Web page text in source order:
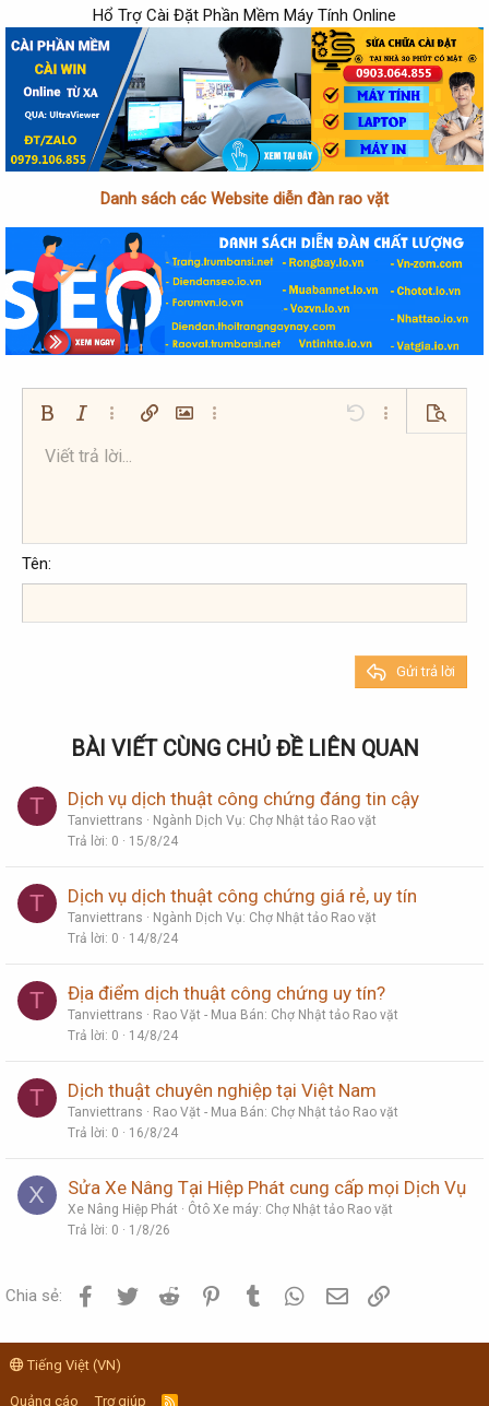
Hổ Trợ Cài Đặt Phần Mềm Máy Tính Online
Danh sách các Website diễn đàn rao vặt
Bold In nghiêngThêm tùy chọn…
Chèn liên kết
Chèn hình ảnh
Thêm tùy chọn… Undo Thêm tùy chọn…
Xem
Kích thước
9
18
22
Màu chữPhông chữ
Tahoma
Times New Roman
Heading 2
Heading 3
Mặt cườiTrích dẫn
Media
RedoToggle BB code
Xóa định dạng
Viết trả lời...
Tên
Gửi trả lời
BÀI VIẾT CÙNG CHỦ ĐỀ LIÊN QUAN
T Dịch vụ dịch thuật công chứng đáng tin cậy
Tanviettrans
Ngành Dịch Vụ: Chợ Nhật tảo Rao vặt
Trả lời 0 15/8/24
T Dịch vụ dịch thuật công chứng giá rẻ, uy tín
Tanviettrans
Ngành Dịch Vụ: Chợ Nhật tảo Rao vặt
Trả lời 0 14/8/24
T Địa điểm dịch thuật công chứng uy tín?
Tanviettrans
Rao Vặt - Mua Bán: Chợ Nhật tảo Rao vặt
Trả lời 0 14/8/24
T Dịch thuật chuyên nghiệp tại Việt Nam
Tanviettrans
Rao Vặt - Mua Bán: Chợ Nhật tảo Rao vặt
Trả lời 0 16/8/24
X Sửa Xe Nâng Tại Hiệp Phát cung cấp mọi Dịch Vụ
Xe Nâng Hiệp Phát
Ôtô Xe máy: Chợ Nhật tảo Rao vặt
Trả lời 0 1/8/26
Chia sẻ: Facebook
Twitter Reddit PinterestTumblr WhatsApp
Email
Tiếng Việt (VN)
Quảng cáo Trợ giúp R